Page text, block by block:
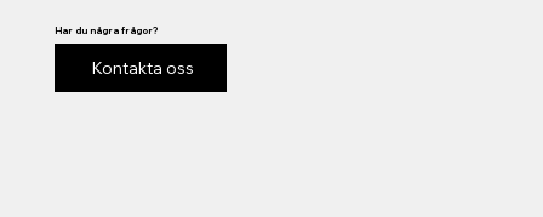
Har du några frågor?
Kontakta oss